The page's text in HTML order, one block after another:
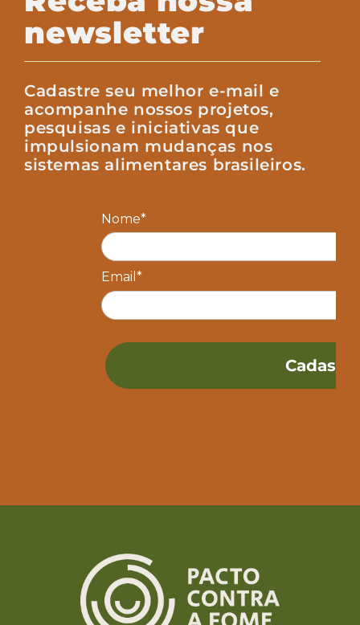
newsletter
Cadastre seu melhor e-mail e
acompanhe nossos projetos,
pesquisas e iniciativas que
impulsionam mudanças nos
sistemas alimentares brasileiros.
Nome*
Email*